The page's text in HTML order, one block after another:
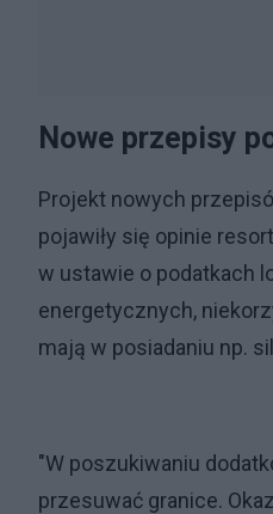
Nowe przepisy
Projekt nowych
pojawiły się opinie
w ustawie o podatkach
energetycznych,
mają w posiadaniu np.
"W poszukiwaniu
przesuwać granice.